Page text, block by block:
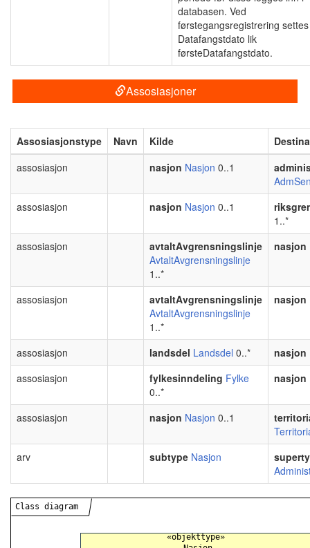
databasen. Ved
førstegangsregistrering settes
Datafangstdato lik
førsteDatafangstdato.
Assosiasjoner
Assosiasjonstype Navn Kilde
assosiasjon
nasjon Nasjon 0..1
assosiasjon
nasjon Nasjon 0..1
1..*
assosiasjon
avtaltAvgrensningslinje
AvtaltAvgrensningslinje
1..*
nasjon
assosiasjon
avtaltAvgrensningslinje
AvtaltAvgrensningslinje
1..*
nasjon
assosiasjon landsdel Landsdel 0..* nasjon
assosiasjon
fylkesinndeling Fylke
0..*
nasjon
assosiasjon nasjon Nasjon 0..1
arv
subtype Nasjon